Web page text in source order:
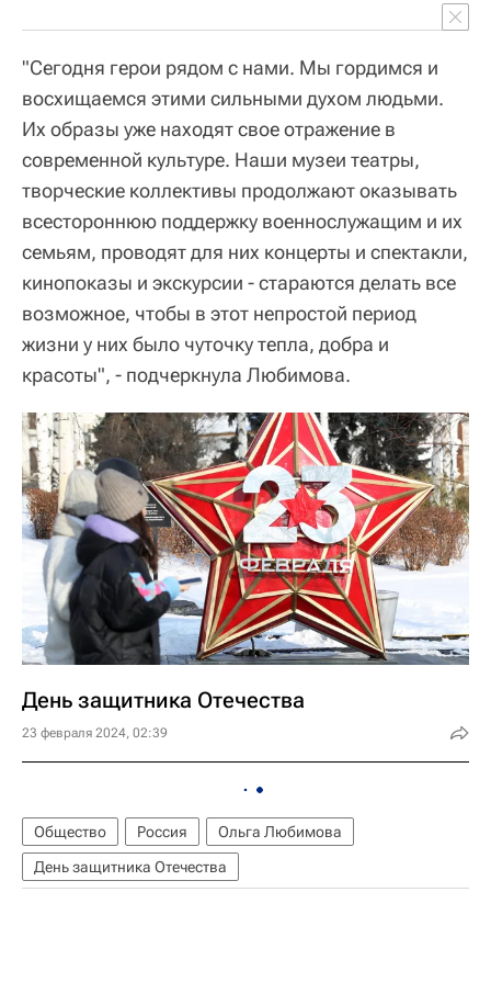
"Сегодня герои рядом с нами. Мы гордимся и
восхищаемся этими сильными духом людьми.
Их образы уже находят свое отражение в
современной культуре. Наши музеи театры,
творческие коллективы продолжают оказывать
всестороннюю поддержку военнослужащим и их
семьям, проводят для них концерты и спектакли,
кинопоказы и экскурсии - стараются делать все
возможное, чтобы в этот непростой период
жизни у них было чуточку тепла, добра и
красоты", - подчеркнула Любимова.
День защитника Отечества
23 февраля 2024, 02:39
Общество Россия
Ольга Любимова
День защитника Отечества